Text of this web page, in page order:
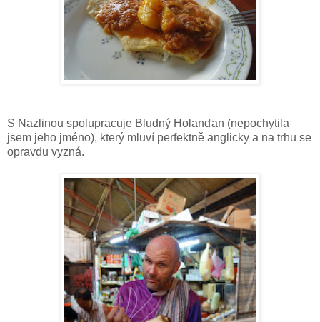
S Nazlinou spolupracuje Bludný Holanďan (nepochytila
jsem jeho jméno), který mluví perfektně anglicky a na trhu se
opravdu vyzná.